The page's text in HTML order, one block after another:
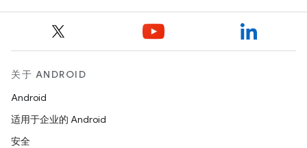
关于 ANDROID
Android
适用于企业的 Android
安全